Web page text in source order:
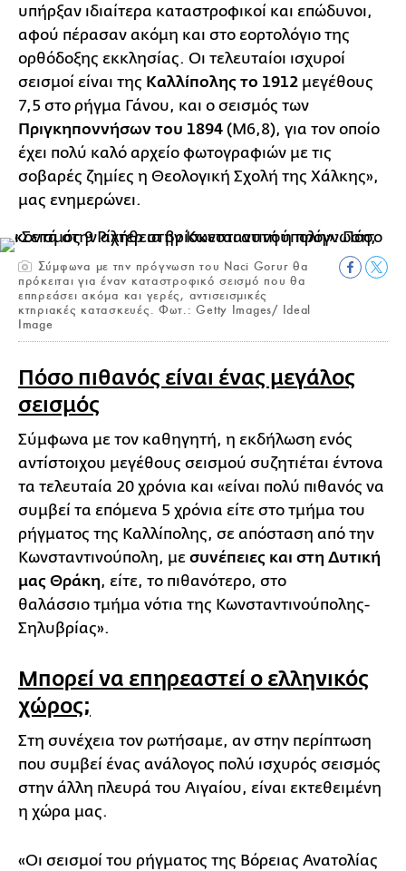
υπήρξαν ιδιαίτερα καταστροφικοί και επώδυνοι,
αφού πέρασαν ακόμη και στο εορτολόγιο της
ορθόδοξης εκκλησίας. Οι τελευταίοι ισχυροί
σεισμοί είναι της Καλλίπολης το 1912 μεγέθους
7,5 στο ρήγμα Γάνου, και ο σεισμός των
Πριγκηποννήσων του 1894 (Μ6,8), για τον οποίο
έχει πολύ καλό αρχείο φωτογραφιών με τις
σοβαρές ζημίες η Θεολογική Σχολή της Χάλκης»,
μας ενημερώνει.
Σύμφωνα με την πρόγνωση του Naci Gorur θα
πρόκειται για έναν καταστροφικό σεισμό που θα
επηρεάσει ακόμα και γερές, αντισεισμικές
κτηριακές κατασκευές. Φωτ.: Getty Images/ Ideal
Image
Πόσο πιθανός είναι ένας μεγάλος
σεισμός
Σύμφωνα με τον καθηγητή, η εκδήλωση ενός
αντίστοιχου μεγέθους σεισμού συζητιέται έντονα
τα τελευταία 20 χρόνια και «είναι πολύ πιθανός να
συμβεί τα επόμενα 5 χρόνια είτε στο τμήμα του
ρήγματος της Καλλίπολης, σε απόσταση από την
Κωνσταντινούπολη, με συνέπειες και στη Δυτική
μας Θράκη, είτε, το πιθανότερο, στο
θαλάσσιο τμήμα νότια της Κωνσταντινούπολης-
Σηλυβρίας».
Μπορεί να επηρεαστεί ο ελληνικός
χώρος;
Στη συνέχεια τον ρωτήσαμε, αν στην περίπτωση
που συμβεί ένας ανάλογος πολύ ισχυρός σεισμός
στην άλλη πλευρά του Αιγαίου, είναι εκτεθειμένη
η χώρα μας.
«Οι σεισμοί του ρήγματος της Βόρειας Ανατολίας